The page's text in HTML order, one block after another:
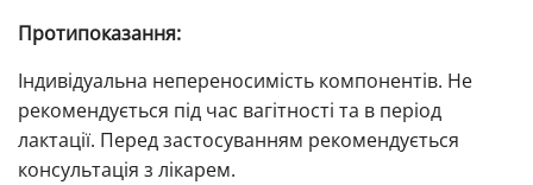
Протипоказання:
Індивідуальна непереносимість компонентів. Не
рекомендується під час вагітності та в період
лактації. Перед застосуванням рекомендується
консультація з лікарем.